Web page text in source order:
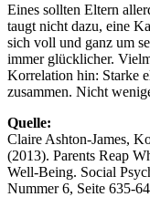
Eines sollten Eltern
taugt nicht dazu, eine
sich voll und ganz um
immer glücklicher.
Korrelation hin: Starke
zusammen. Nicht
Quelle:
Claire Ashton-James,
(2013). Parents Reap
Well-Being. Social
Nummer 6, Seite 635-